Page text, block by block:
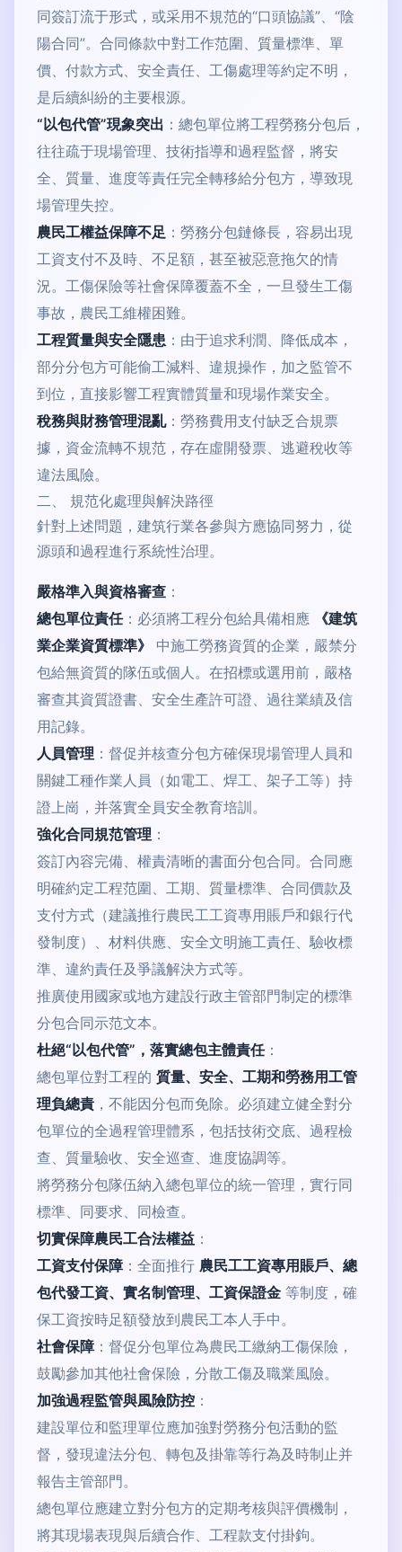
同簽訂流于形式，或采用不規范的“口頭協議”、“陰
陽合同”。合同條款中對工作范圍、質量標準、單
價、付款方式、安全責任、工傷處理等約定不明，
是后續糾紛的主要根源。
“以包代管”現象突出 ：總包單位將工程勞務分包后，
往往疏于現場管理、技術指導和過程監督，將安
全、質量、進度等責任完全轉移給分包方，導致現
場管理失控。
農民工權益保障不足 ：勞務分包鏈條長，容易出現
工資支付不及時、不足額，甚至被惡意拖欠的情
況。工傷保險等社會保障覆蓋不全，一旦發生工傷
事故，農民工維權困難。
工程質量與安全隱患 ：由于追求利潤、降低成本，
部分分包方可能偷工減料、違規操作，加之監管不
到位，直接影響工程實體質量和現場作業安全。
稅務與財務管理混亂：勞務費用支付缺乏合規票
據，資金流轉不規范，存在虛開發票、逃避稅收等
違法風險。
二、 規范化處理與解決路徑
針對上述問題，建筑行業各參與方應協同努力，從
源頭和過程進行系統性治理。
嚴格準入與資格審查 ：
總包單位責任：必須將工程分包給具備相應
《建筑
業企業資質標準》
中施工勞務資質的企業，嚴禁分
包給無資質的隊伍或個人。在招標或選用前，嚴格
審查其資質證書、安全生產許可證、過往業績及信
用記錄。
人員管理 ：督促并核查分包方確保現場管理人員和
關鍵工種作業人員（如電工、焊工、架子工等）持
證上崗，并落實全員安全教育培訓。
強化合同規范管理 ：
簽訂內容完備、權責清晰的書面分包合同。合同應
明確約定工程范圍、工期、質量標準、合同價款及
支付方式（建議推行農民工工資專用賬戶和銀行代
發制度）、材料供應、安全文明施工責任、驗收標
準、違約責任及爭議解決方式等。
推廣使用國家或地方建設行政主管部門制定的標準
分包合同示范文本。
杜絕“以包代管”，落實總包主體責任：
總包單位對工程的 質量、安全、工期和勞務用工管
理負總責 ，不能因分包而免除。必須建立健全對分
包單位的全過程管理體系，包括技術交底、過程檢
查、質量驗收、安全巡查、進度協調等。
將勞務分包隊伍納入總包單位的統一管理，實行同
標準、同要求、同檢查。
切實保障農民工合法權益 ：
工資支付保障：全面推行 農民工工資專用賬戶、總
包代發工資、實名制管理、工資保證金 等制度，確
保工資按時足額發放到農民工本人手中。
社會保障：督促分包單位為農民工繳納工傷保險，
鼓勵參加其他社會保險，分散工傷及職業風險。
加強過程監管與風險防控 ：
建設單位和監理單位應加強對勞務分包活動的監
督，發現違法分包、轉包及掛靠等行為及時制止并
報告主管部門。
總包單位應建立對分包方的定期考核與評價機制，
將其現場表現與后續合作、工程款支付掛鉤。